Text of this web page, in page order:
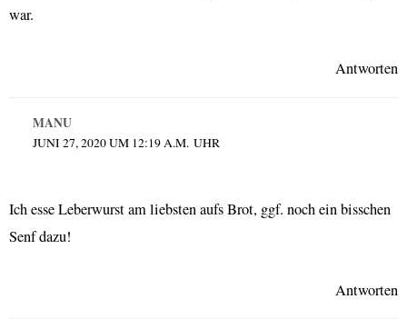
war.
Antworten
MANU
JUNI 27, 2020 UM 12:19 A.M. UHR
Ich esse Leberwurst am liebsten aufs Brot, ggf. noch ein bisschen
Senf dazu!
Antworten